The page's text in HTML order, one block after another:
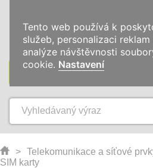
> Telekomunikace a síťové
SIM karty
Tento web používá k
služeb, personalizaci reklam
analýze návštěvnosti
cookie. Nastavení